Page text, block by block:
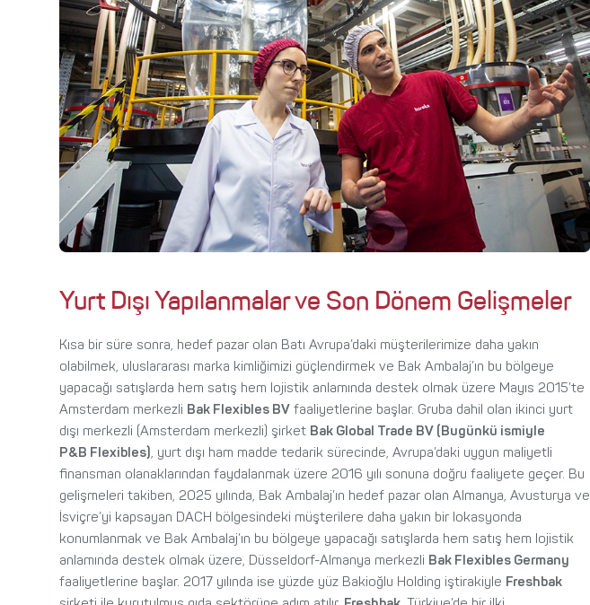
Yurt Dışı Yapılanmalar ve Son Dönem Gelişmeler
Kısa bir süre sonra, hedef pazar olan Batı Avrupa’daki müşterilerimize daha yakın
olabilmek, uluslararası marka kimliğimizi güçlendirmek ve Bak Ambalaj’ın bu bölgeye
yapacağı satışlarda hem satış hem lojistik anlamında destek olmak üzere Mayıs 2015’te
Amsterdam merkezli Bak Flexibles BV faaliyetlerine başlar. Gruba dahil olan ikinci yurt
dışı merkezli (Amsterdam merkezli) şirket Bak Global Trade BV (Bugünkü ismiyle
P&B Flexibles) , yurt dışı ham madde tedarik sürecinde, Avrupa’daki uygun maliyetli
finansman olanaklarından faydalanmak üzere 2016 yılı sonuna doğru faaliyete geçer. Bu
gelişmeleri takiben, 2025 yılında, Bak Ambalaj’ın hedef pazar olan Almanya, Avusturya ve
İsviçre’yi kapsayan DACH bölgesindeki müşterilere daha yakın bir lokasyonda
konumlanmak ve Bak Ambalaj’ın bu bölgeye yapacağı satışlarda hem satış hem lojistik
anlamında destek olmak üzere, Düsseldorf-Almanya merkezli Bak Flexibles Germany
faaliyetlerine başlar. 2017 yılında ise yüzde yüz Bakioğlu Holding iştirakiyle Freshbak